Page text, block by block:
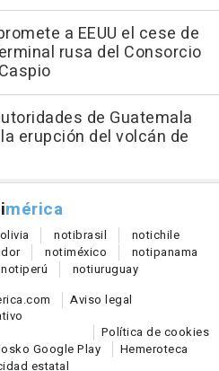
a EEUU el cese de
rusa del Consorcio
de Guatemala
erupción del volcán de
mérica
notibrasil notichile
notiméxico notipanama
notiperú notiuruguay
Aviso legal
Política de cookies
Google Play
Hemeroteca
estatal